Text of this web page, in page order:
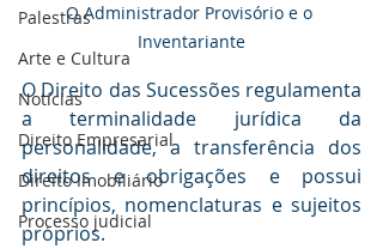
Palestras
Arte e Cultura
Notícias
Direito Empresarial
Direito Imobiliário
Processo judicial
O Administrador Provisório e o
Inventariante
O Direito das Sucessões regulamenta
a terminalidade jurídica da
personalidade, a transferência dos
direitos e obrigações e possui
princípios, nomenclaturas e sujeitos
próprios.